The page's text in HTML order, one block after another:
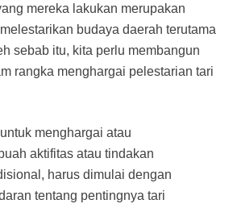
mereka lakukan merupakan
budaya daerah terutama
sebab itu, kita perlu membangun
rangka menghargai pelestarian tari
menghargai atau
aktifitas atau tindakan
harus dimulai dengan
tentang pentingnya tari